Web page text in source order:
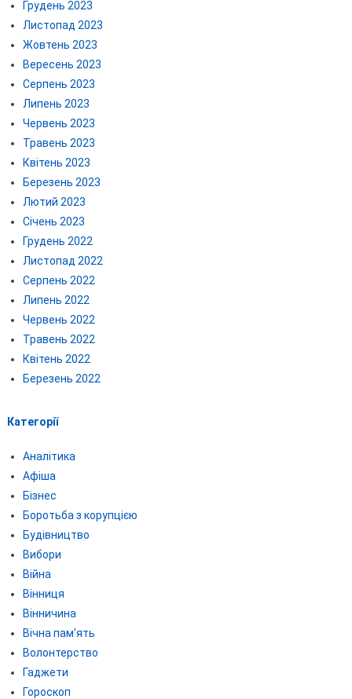
Грудень 2023
Листопад 2023
Жовтень 2023
Вересень 2023
Серпень 2023
Липень 2023
Червень 2023
Травень 2023
Квітень 2023
Березень 2023
Лютий 2023
Січень 2023
Грудень 2022
Листопад 2022
Серпень 2022
Липень 2022
Червень 2022
Травень 2022
Квітень 2022
Березень 2022
Категорії
Аналітика
Афіша
Бізнес
Боротьба з корупцією
Будівництво
Вибори
Війна
Вінниця
Вінничина
Вічна пам'ять
Волонтерство
Гаджети
Гороскоп